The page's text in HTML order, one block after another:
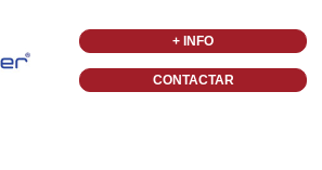
+ INFO
CONTACTAR